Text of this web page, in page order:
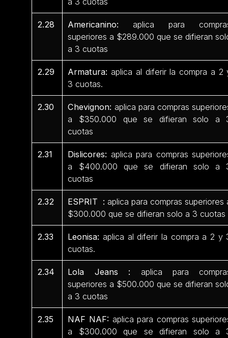
2.28 Americanino: aplica para
superiores a $289.000 que se difieran
a 3 cuotas
2.29 Armatura: aplica al diferir la compra a 2
3 cuotas.
2.30 Chevignon: aplica para compras
a $350.000 que se difieran solo a
cuotas
2.31 Dislicores: aplica para compras
a $400.000 que se difieran solo a
cuotas
2.32 ESPRIT : aplica para compras superiores
$300.000 que se difieran solo a 3 cuotas
2.33 Leonisa: aplica al diferir la compra a 2 y
cuotas.
2.34 Lola Jeans : aplica para
superiores a $500.000 que se difieran
a 3 cuotas
2.35 NAF NAF: aplica para compras
a $300.000 que se difieran solo a